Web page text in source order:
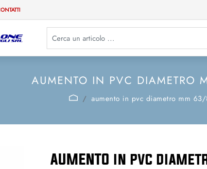
La modifica di un filtro aggiorna automaticamente gli
AUMENTO IN PVC DIAMETRO
aumento in pvc diametro mm
AUMENTO in pvc